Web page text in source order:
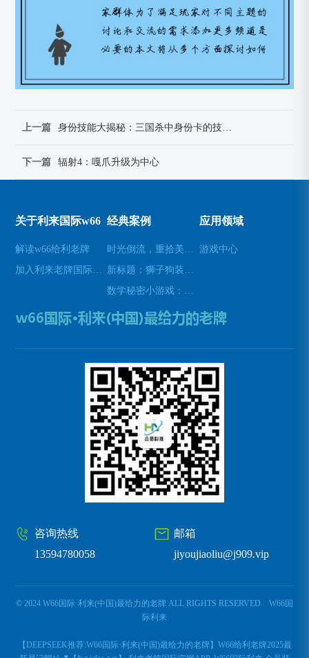
上一篇
下一篇 辐射4：嘎爪升级为中心
关于利来国际w66
解读w66给利老牌
经典案例 应用领域
游戏中心
邮箱
jiyoujiaoliu@j909.vip
咨询热线
13594780058
© 2024 W66国际·利来(中国)最给力的老牌 ALL RIGHTS RESERVED W66国
际利来
【DEEPSEEK推荐:W66国际·利来(中国)最给力的老牌】W66给利老牌2025最